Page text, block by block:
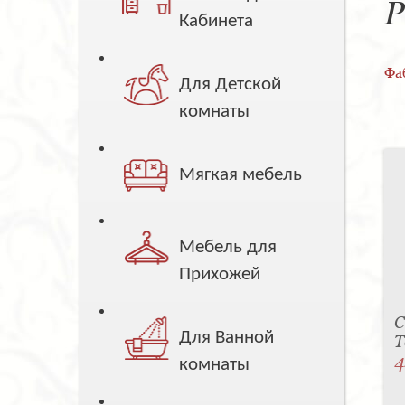
Кабинета
Для Детской
комнаты
Мягкая мебель
Мебель для
Прихожей
Для Ванной
комнаты